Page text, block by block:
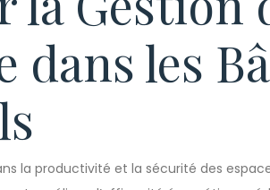
dans les
la productivité et la sécurité des